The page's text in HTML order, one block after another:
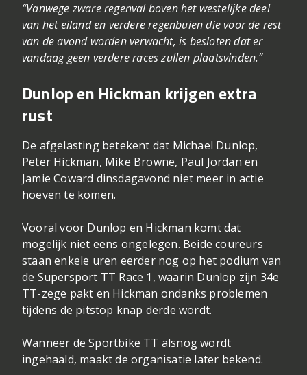
“Vanwege zware regenval boven het westelijke deel
van het eiland en verdere regenbuien die voor de rest
van de avond worden verwacht, is besloten dat er
vandaag geen verdere races zullen plaatsvinden.”
Dunlop en Hickman krijgen extra
rust
De afgelasting betekent dat Michael Dunlop,
Peter Hickman, Mike Browne, Paul Jordan en
Jamie Coward dinsdagavond niet meer in actie
hoeven te komen.
Vooral voor Dunlop en Hickman komt dat
mogelijk niet eens ongelegen. Beide coureurs
staan enkele uren eerder nog op het podium van
de Supersport TT Race 1, waarin Dunlop zijn 34e
TT-zege pakt en Hickman ondanks problemen
tijdens de pitstop knap derde wordt.
Wanneer de Sportbike TT alsnog wordt
ingehaald, maakt de organisatie later bekend.